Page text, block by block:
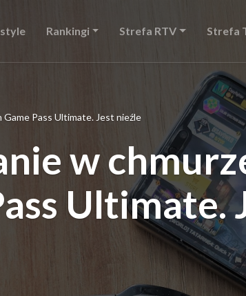
Rankingi Strefa RTV Strefa
Pass Ultimate. Jest nieźle
w
Ultimate.